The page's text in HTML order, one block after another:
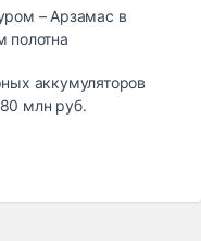
– Арзамас в
полотна
аккумуляторов
млн руб.